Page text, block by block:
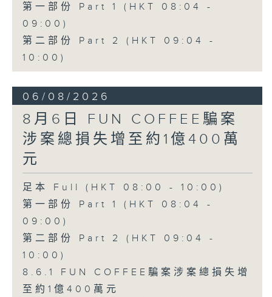
第一部份 Part 1 (HKT 08:04 -
09:00)
第二部份 Part 2 (HKT 09:04 -
10:00)
06/08/2026
8月6日 FUN COFFEE騙案
涉案總損失增至約1億400萬
元
足本 Full (HKT 08:00 - 10:00)
第一部份 Part 1 (HKT 08:04 -
09:00)
第二部份 Part 2 (HKT 09:04 -
10:00)
8.6.1 FUN COFFEE騙案涉案總損失增
至約1億400萬元